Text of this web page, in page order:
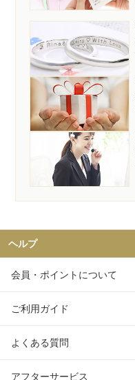
ヘルプ
会員・ポイントについて
ご利用ガイド
よくある質問
アフターサービス